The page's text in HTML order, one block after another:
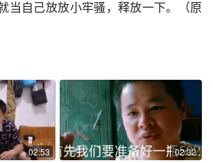
当自己放放小牢骚，释放一下。（原
02:53 02:32